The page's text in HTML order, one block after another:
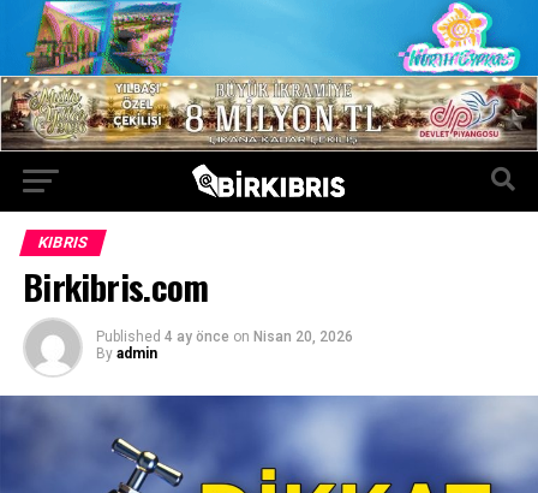
KIBRIS
Birkibris.com
Published 4 ay önce on Nisan 20, 2026
By admin